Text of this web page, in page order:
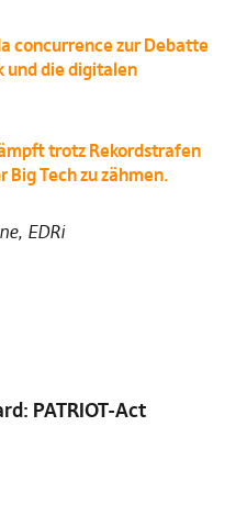
concurrence zur Debatte
und die digitalen
trotz Rekordstrafen
Big Tech zu zähmen.
EDRi
PATRIOT-Act